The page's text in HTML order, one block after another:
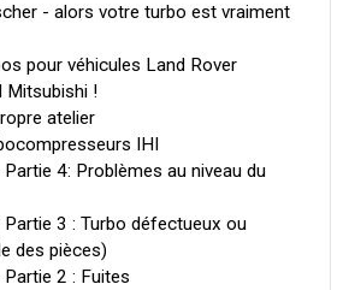
- alors votre turbo est vraiment
pour véhicules Land Rover
Mitsubishi !
atelier
IHI
4: Problèmes au niveau du
3 : Turbo défectueux ou
des pièces)
2 : Fuites